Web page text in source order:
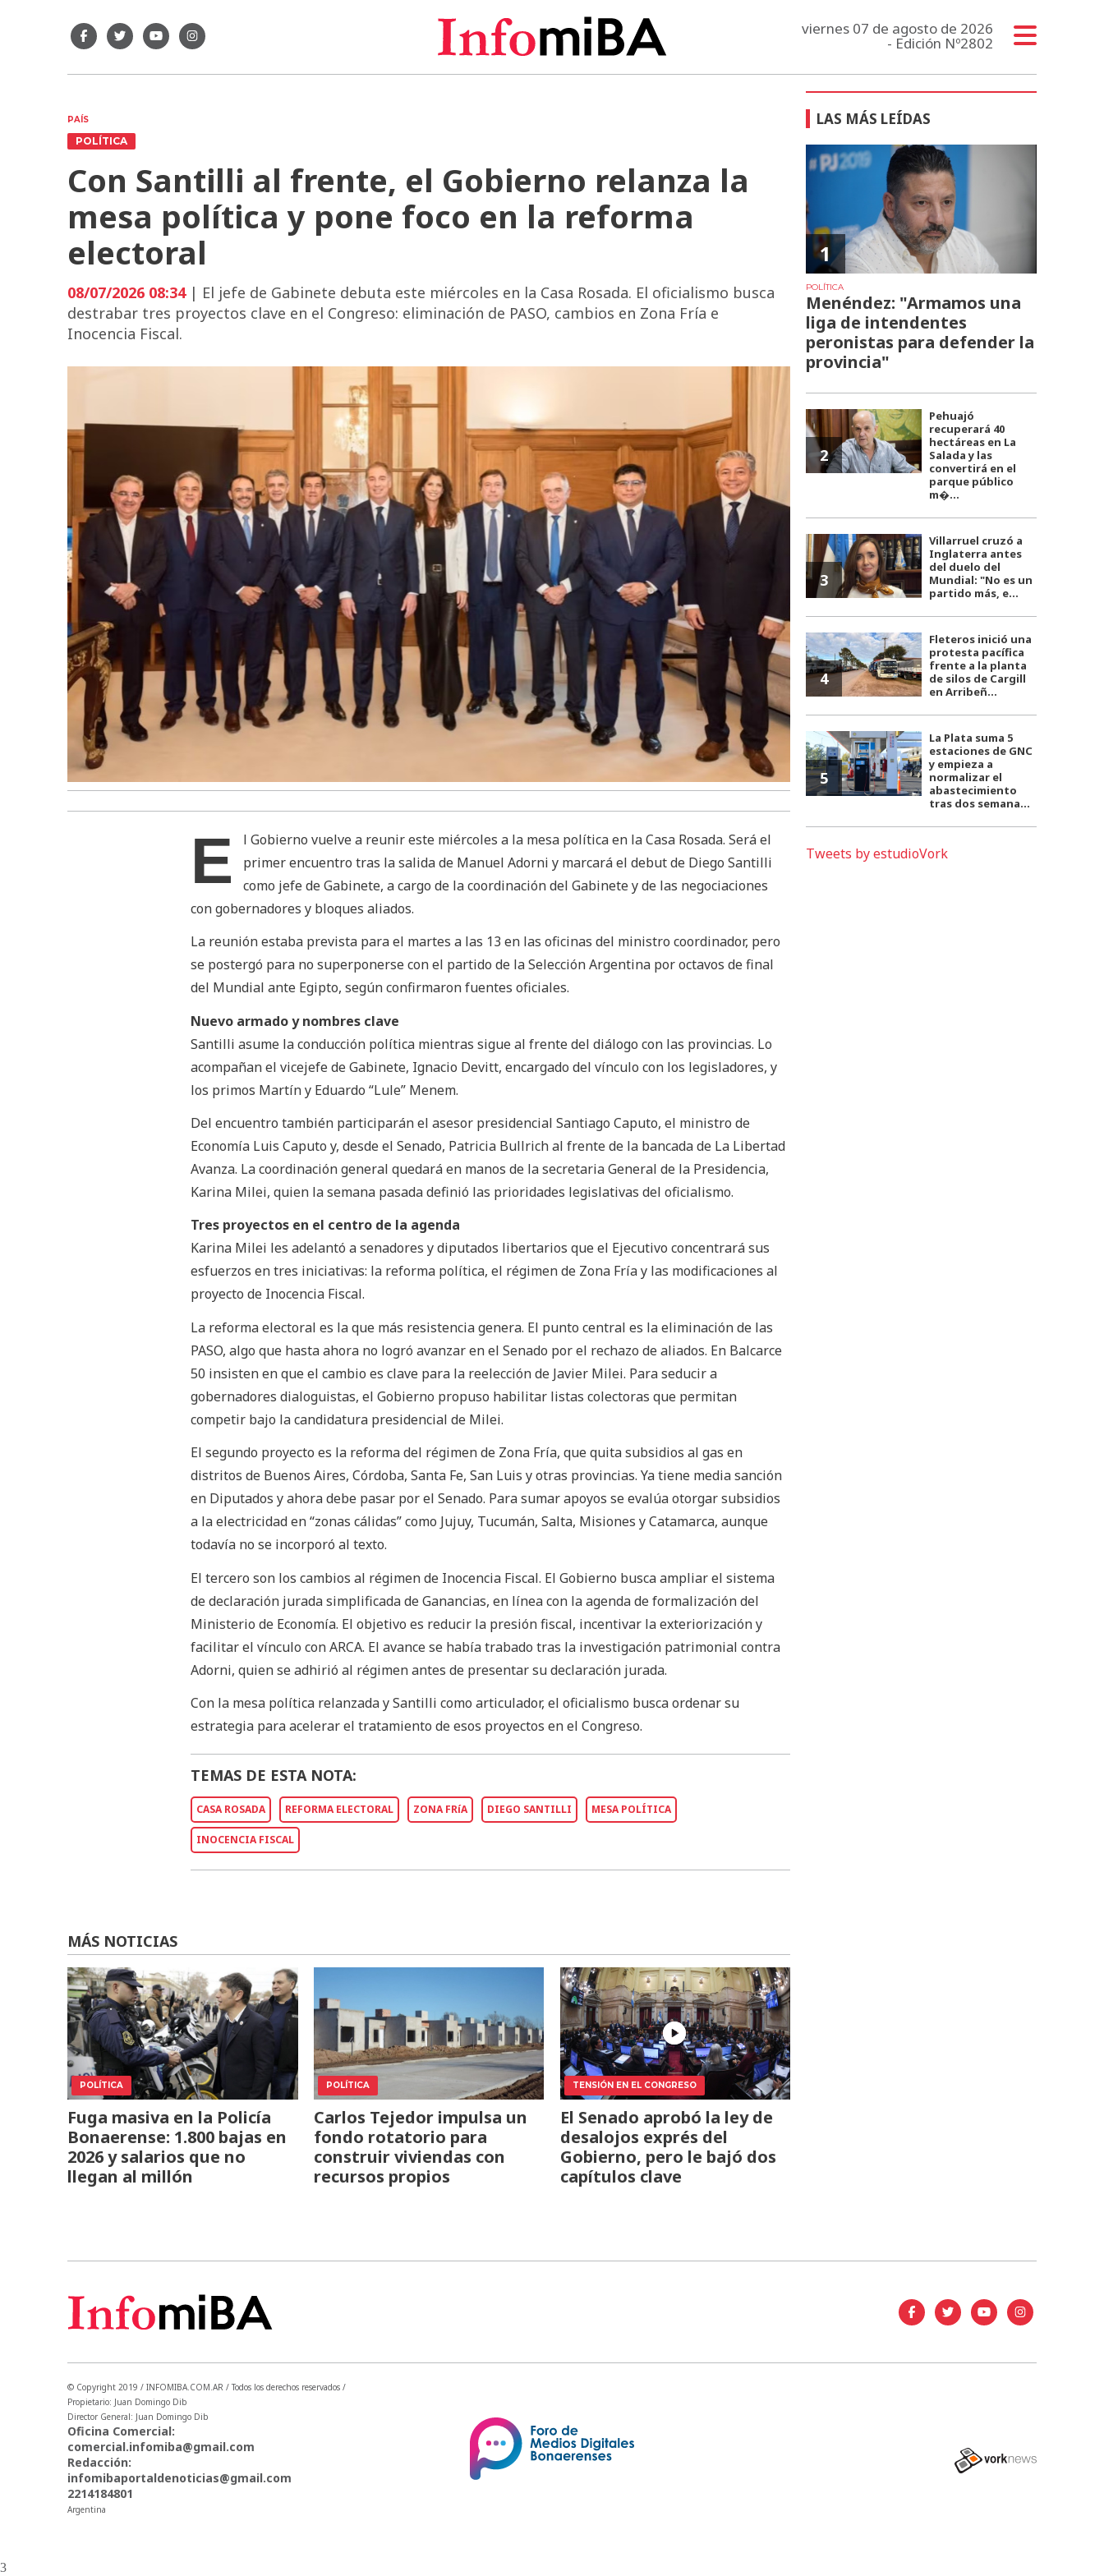
viernes 07 de agosto de 2026
- Edición Nº2802
PAÍS
POLÍTICA
Con Santilli al frente, el Gobierno relanza la
mesa política y pone foco en la reforma
electoral
08/07/2026 08:34| El jefe de Gabinete debuta este miércoles en la Casa Rosada. El oficialismo busca
destrabar tres proyectos clave en el Congreso: eliminación de PASO, cambios en Zona Fría e
Inocencia Fiscal.
E
l Gobierno vuelve a reunir este miércoles a la mesa política en la Casa Rosada. Será el
primer encuentro tras la salida de Manuel Adorni y marcará el debut de Diego Santilli
como jefe de Gabinete, a cargo de la coordinación del Gabinete y de las negociaciones
con gobernadores y bloques aliados.
La reunión estaba prevista para el martes a las 13 en las oficinas del ministro coordinador, pero
se postergó para no superponerse con el partido de la Selección Argentina por octavos de final
del Mundial ante Egipto, según confirmaron fuentes oficiales.
Nuevo armado y nombres clave
Santilli asume la conducción política mientras sigue al frente del diálogo con las provincias. Lo
acompañan el vicejefe de Gabinete, Ignacio Devitt, encargado del vínculo con los legisladores, y
los primos Martín y Eduardo “Lule” Menem.
Del encuentro también participarán el asesor presidencial Santiago Caputo, el ministro de
Economía Luis Caputo y, desde el Senado, Patricia Bullrich al frente de la bancada de La Libertad
Avanza. La coordinación general quedará en manos de la secretaria General de la Presidencia,
Karina Milei, quien la semana pasada definió las prioridades legislativas del oficialismo.
Tres proyectos en el centro de la agenda
Karina Milei les adelantó a senadores y diputados libertarios que el Ejecutivo concentrará sus
esfuerzos en tres iniciativas: la reforma política, el régimen de Zona Fría y las modificaciones al
proyecto de Inocencia Fiscal.
La reforma electoral es la que más resistencia genera. El punto central es la eliminación de las
PASO, algo que hasta ahora no logró avanzar en el Senado por el rechazo de aliados. En Balcarce
50 insisten en que el cambio es clave para la reelección de Javier Milei. Para seducir a
gobernadores dialoguistas, el Gobierno propuso habilitar listas colectoras que permitan
competir bajo la candidatura presidencial de Milei.
El segundo proyecto es la reforma del régimen de Zona Fría, que quita subsidios al gas en
distritos de Buenos Aires, Córdoba, Santa Fe, San Luis y otras provincias. Ya tiene media sanción
en Diputados y ahora debe pasar por el Senado. Para sumar apoyos se evalúa otorgar subsidios
a la electricidad en “zonas cálidas” como Jujuy, Tucumán, Salta, Misiones y Catamarca, aunque
todavía no se incorporó al texto.
El tercero son los cambios al régimen de Inocencia Fiscal. El Gobierno busca ampliar el sistema
de declaración jurada simplificada de Ganancias, en línea con la agenda de formalización del
Ministerio de Economía. El objetivo es reducir la presión fiscal, incentivar la exteriorización y
facilitar el vínculo con ARCA. El avance se había trabado tras la investigación patrimonial contra
Adorni, quien se adhirió al régimen antes de presentar su declaración jurada.
Con la mesa política relanzada y Santilli como articulador, el oficialismo busca ordenar su
estrategia para acelerar el tratamiento de esos proyectos en el Congreso.
TEMAS DE ESTA NOTA:
CASA ROSADA REFORMA ELECTORAL ZONA FRíA DIEGO SANTILLI MESA POLÍTICA
INOCENCIA FISCAL
MÁS NOTICIAS
POLÍTICA
Fuga masiva en la Policía
Bonaerense: 1.800 bajas en
2026 y salarios que no
llegan al millón
POLÍTICA
Carlos Tejedor impulsa un
fondo rotatorio para
construir viviendas con
recursos propios
TENSIÓN EN EL CONGRESO
El Senado aprobó la ley de
desalojos exprés del
Gobierno, pero le bajó dos
capítulos clave
LAS MÁS LEÍDAS
1
POLÍTICA
Menéndez: "Armamos una
liga de intendentes
peronistas para defender la
provincia"
2
Pehuajó
recuperará 40
hectáreas en La
Salada y las
convertirá en el
parque público
m�...
3
Villarruel cruzó a
Inglaterra antes
del duelo del
Mundial: "No es un
partido más, e...
4
Fleteros inició una
protesta pacífica
frente a la planta
de silos de Cargill
en Arribeñ...
5
La Plata suma 5
estaciones de GNC
y empieza a
normalizar el
abastecimiento
tras dos semana...
Tweets by estudioVork
© Copyright 2019 / INFOMIBA.COM.AR / Todos los derechos reservados /
Propietario: Juan Domingo Dib
Director General: Juan Domingo Dib
Oficina Comercial:
comercial.infomiba@gmail.com
Redacción:
infomibaportaldenoticias@gmail.com
2214184801
Argentina
3